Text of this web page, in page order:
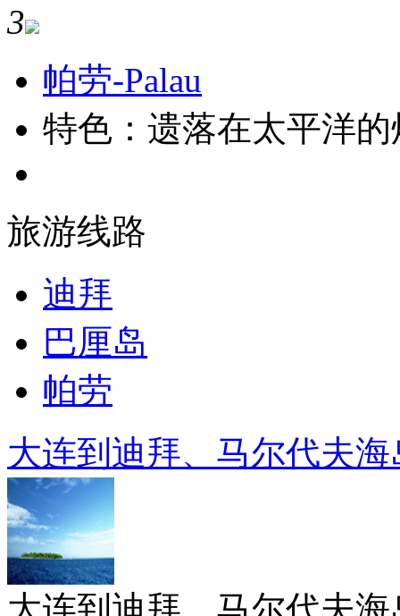
3
帕劳-Palau
特色：遗落在太平洋
旅游线路
迪拜
巴厘岛
帕劳
大连到迪拜、马尔代夫海